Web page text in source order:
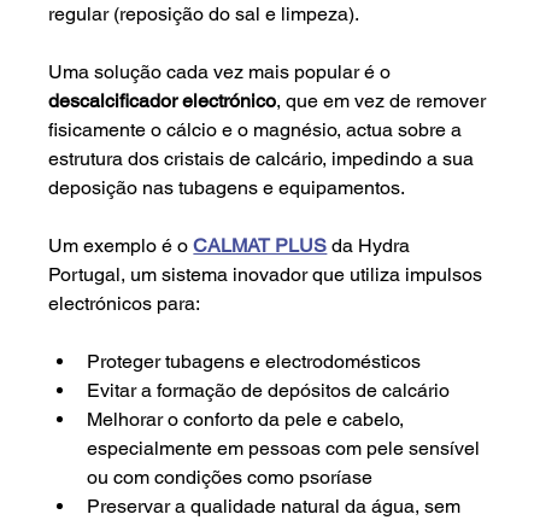
regular (reposição do sal e limpeza).
Uma solução cada vez mais popular é o
descalcificador electrónico, que em vez de remover
fisicamente o cálcio e o magnésio, actua sobre a
estrutura dos cristais de calcário, impedindo a sua
deposição nas tubagens e equipamentos.
Um exemplo é o CALMAT PLUS da Hydra
Portugal, um sistema inovador que utiliza impulsos
electrónicos para:
Proteger tubagens e electrodomésticos
Evitar a formação de depósitos de calcário
Melhorar o conforto da pele e cabelo,
especialmente em pessoas com pele sensível
ou com condições como psoríase
Preservar a qualidade natural da água, sem